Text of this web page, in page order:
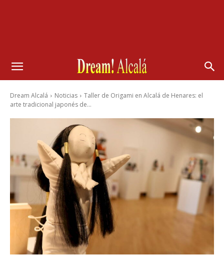
Dream Alcalá Noticias
Taller de Origami en Alcalá de Henares: el
arte tradicional japonés de...